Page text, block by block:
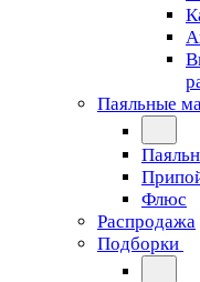
Паяльные
Флюс
Распродажа
Подборки